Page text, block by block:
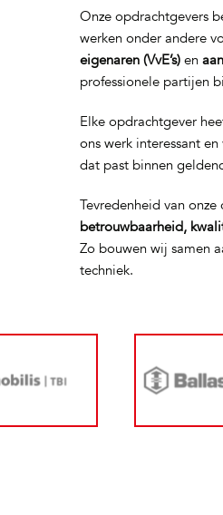
Onze opdrachtgevers
werken onder andere
eigenaren (VvE’s) en
professionele partijen
Elke opdrachtgever
ons werk interessant
dat past binnen
Tevredenheid van
betrouwbaarheid,
Zo bouwen wij samen
techniek.